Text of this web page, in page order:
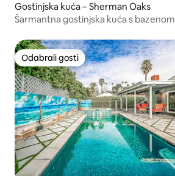
Gostinjska kuća – Sherman Oaks
Šarmantna gostinjska kuća s bazenom
Odabrali gosti
Odabrali gosti